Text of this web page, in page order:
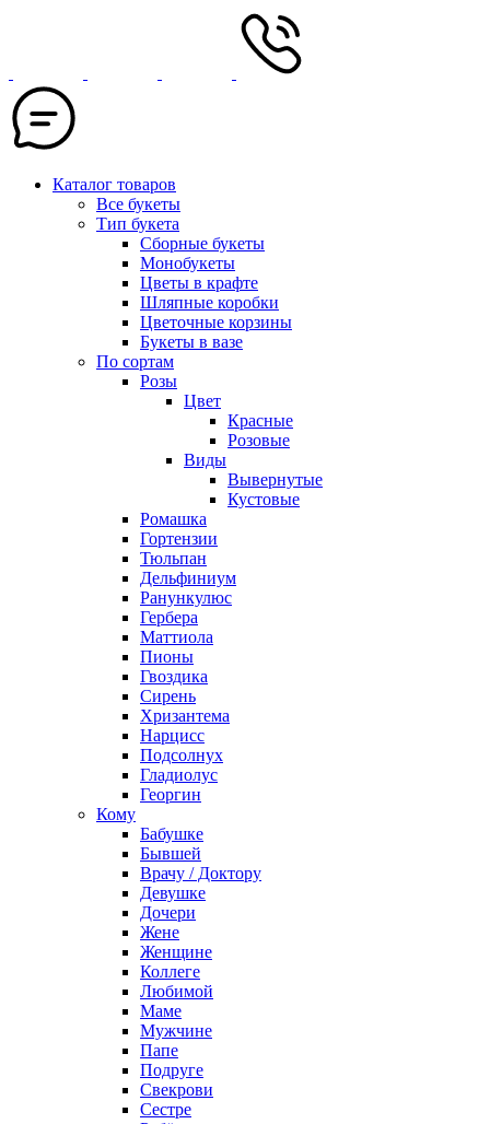
Каталог товаров
Все букеты
Тип букета
Сборные букеты
Монобукеты
Цветы в крафте
Шляпные коробки
Цветочные корзины
Букеты в вазе
По сортам
Розы
Цвет
Красные
Розовые
Виды
Вывернутые
Кустовые
Ромашка
Гортензии
Тюльпан
Дельфиниум
Ранункулюс
Гербера
Маттиола
Пионы
Гвоздика
Сирень
Хризантема
Нарцисс
Подсолнух
Гладиолус
Георгин
Кому
Бабушке
Бывшей
Врачу / Доктору
Девушке
Дочери
Жене
Женщине
Коллеге
Любимой
Маме
Мужчине
Папе
Подруге
Свекрови
Сестре